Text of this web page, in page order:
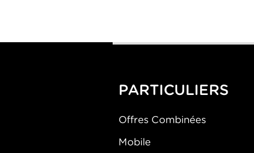
PARTICULIERS
Offres Combinées
Mobile